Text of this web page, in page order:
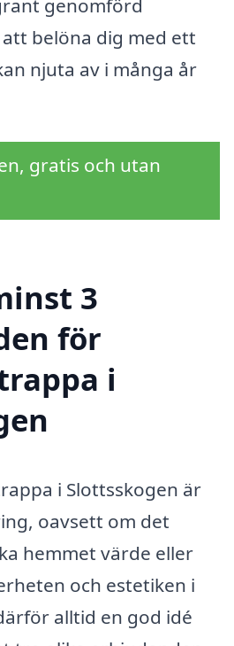
genomförd
belöna dig med ett
njuta av i många år
gratis och utan
3
för
i
i Slottsskogen är
oavsett om det
hemmet värde eller
och estetiken i
alltid en god idé